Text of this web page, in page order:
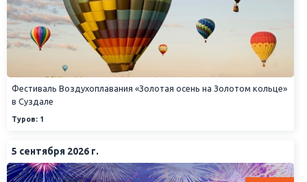
Фестиваль Воздухоплавания «Золотая осень на Золотом кольце»
в Суздале
Туров: 1
5 сентября 2026 г.